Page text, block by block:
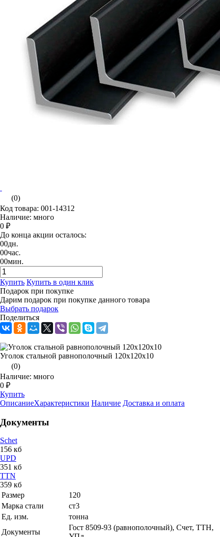
(0)
Код товара: 001-14312
Наличие: много
0 ₽
До конца акции осталось:
00дн.
00час.
00мин.
Купить Купить в один клик
Подарок при покупке
Дарим подарок при покупке данного товара
Выбрать подарок
Поделиться
Уголок стальной равнополочный 120х120х10
(0)
Наличие: много
0 ₽
Купить
ОписаниеХарактеристики Наличие Доставка и оплата
Документы
Schet
156 кб
UPD
351 кб
TTN
359 кб
Размер
120
Марка стали
ст3
Ед. изм.
тонна
Документы
Гост 8509-93 (равнополочный), Счет, ТТН,